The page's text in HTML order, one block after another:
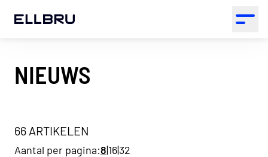
ELLBRU Open
NIEUWS
66 ARTIKELEN
Aantal per pagina:8|16|32